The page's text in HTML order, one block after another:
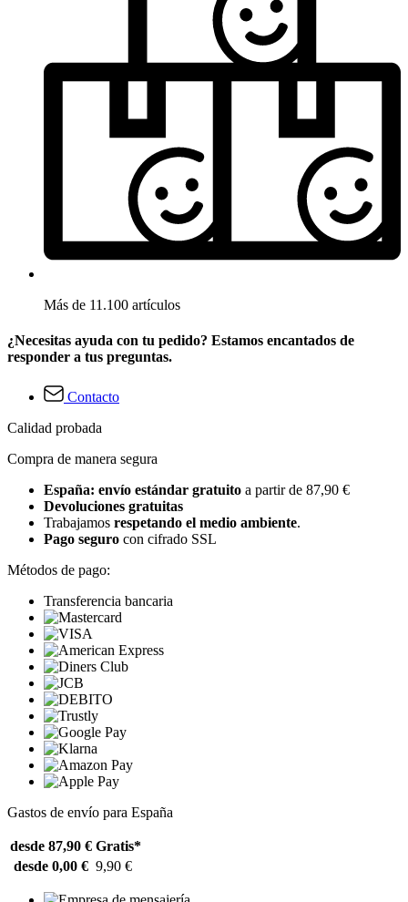
Más de 11.100 artículos
¿Necesitas ayuda con tu pedido? Estamos encantados de
responder a tus preguntas.
Contacto
Calidad probada
Compra de manera segura
España: envío estándar gratuito a partir de 87,90 €
Devoluciones gratuitas
Trabajamos respetando el medio ambiente.
Pago seguro con cifrado SSL
Métodos de pago:
Transferencia bancaria
Gastos de envío para España
desde 87,90 € Gratis*
desde 0,00 € 9,90 €